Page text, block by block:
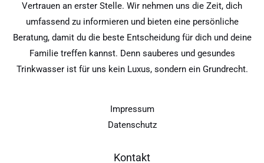
Vertrauen an erster Stelle. Wir nehmen uns die Zeit, dich
umfassend zu informieren und bieten eine persönliche
Beratung, damit du die beste Entscheidung für dich und deine
Familie treffen kannst. Denn sauberes und gesundes
Trinkwasser ist für uns kein Luxus, sondern ein Grundrecht.
Impressum
Datenschutz
Kontakt